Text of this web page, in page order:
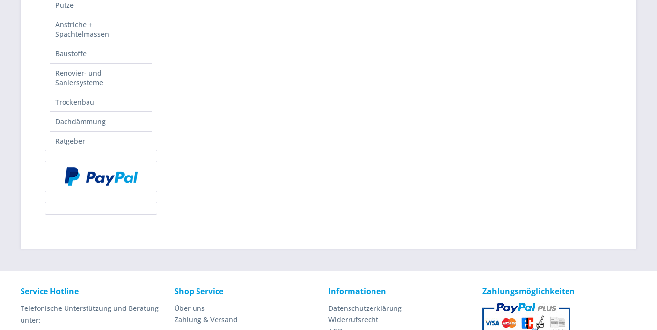
Putze
Anstriche +
Spachtelmassen
Baustoffe
Renovier- und
Saniersysteme
Trockenbau
Dachdämmung
Ratgeber
Service Hotline
Telefonische Unterstützung und Beratung
unter:
Shop Service
Über uns
Zahlung & Versand
Informationen
Datenschutzerklärung
Widerrufsrecht
Zahlungsmöglichkeiten